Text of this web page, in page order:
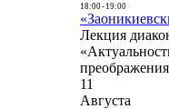
18:00- 19:00
Лекция
11
Августа